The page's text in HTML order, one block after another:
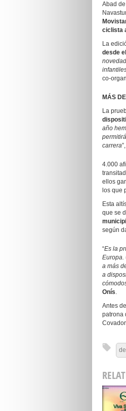
Abad
ciclista
La
desde
co-
MÁS
La
año
carrera
4.000
ellos
los que
Esta
que se
según
“Es la
Europa.
a más
a
Onís.
Antes
patrona